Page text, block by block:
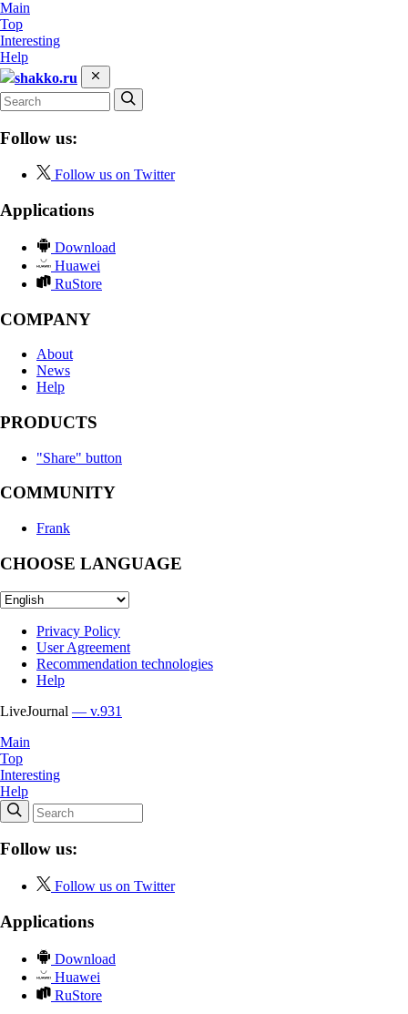
Main
Top
Interesting
Help
shakko.ru
Follow us:
Follow us on Twitter
Applications
Download
Huawei
RuStore
COMPANY
About
News
Help
PRODUCTS
"Share" button
COMMUNITY
Frank
CHOOSE LANGUAGE
Privacy Policy
User Agreement
Recommendation technologies
Help
LiveJournal — v.931
Main
Top
Interesting
Help
Follow us:
Follow us on Twitter
Applications
Download
Huawei
RuStore